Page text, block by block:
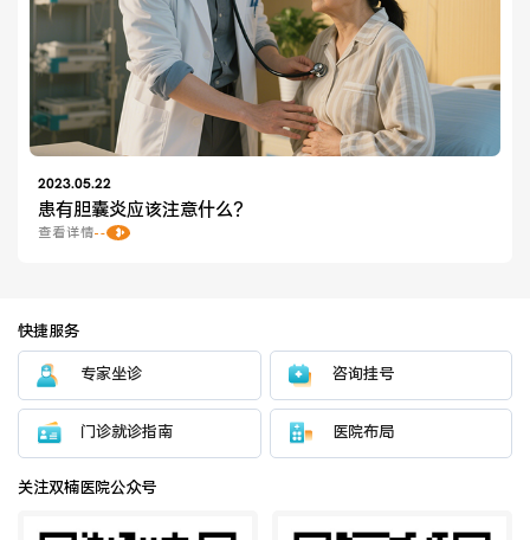
2023.05.22
患有胆囊炎应该注意什么？
查看详情
快捷服务
专家坐诊 咨询挂号
门诊就诊指南 医院布局
关注双楠医院公众号